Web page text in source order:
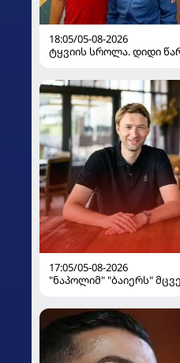
18:05/05-08-2026
ტყვიის სროლა. დიდი
17:05/05-08-2026
"ნაპოლიმ" "ბაიერს"